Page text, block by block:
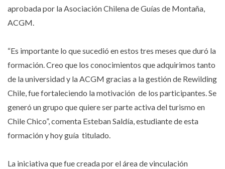
aprobada por la Asociación Chilena de Guías de Montaña,
ACGM.
“Es importante lo que sucedió en estos tres meses que duró la
formación. Creo que los conocimientos que adquirimos tanto
de la universidad y la ACGM gracias a la gestión de Rewilding
Chile, fue fortaleciendo la motivación de los participantes. Se
generó un grupo que quiere ser parte activa del turismo en
Chile Chico”, comenta Esteban Saldía, estudiante de esta
formación y hoy guía titulado.
La iniciativa que fue creada por el área de vinculación